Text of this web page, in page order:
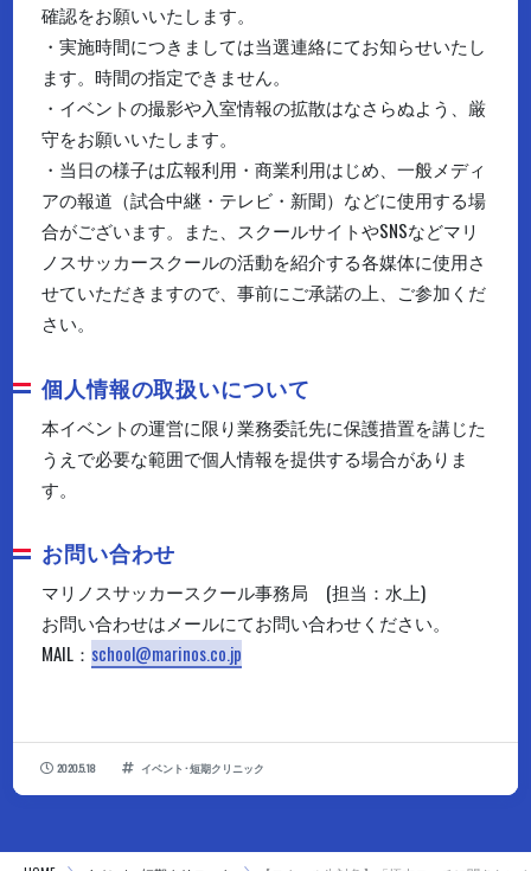
確認をお願いいたします。
・実施時間につきましては当選連絡にてお知らせいたし
ます。時間の指定できません。
・イベントの撮影や入室情報の拡散はなさらぬよう、厳
守をお願いいたします。
・当日の様子は広報利用・商業利用はじめ、一般メディ
アの報道（試合中継・テレビ・新聞）などに使用する場
合がございます。また、スクールサイトやSNSなどマリ
ノスサッカースクールの活動を紹介する各媒体に使用さ
せていただきますので、事前にご承諾の上、ご参加くだ
さい。
個人情報の取扱いについて
本イベントの運営に限り業務委託先に保護措置を講じた
うえで必要な範囲で個人情報を提供する場合がありま
す。
お問い合わせ
マリノスサッカースクール事務局 (担当：水上)
お問い合わせはメールにてお問い合わせください。
MAIL： school@marinos.co.jp
2020.5.18 イベント･短期クリニック